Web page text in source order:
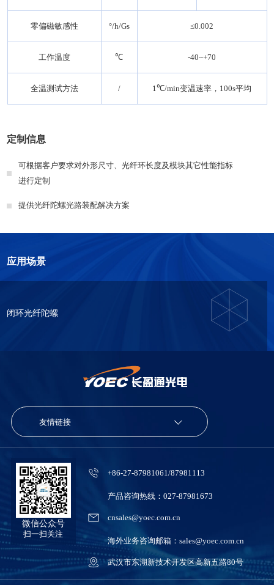
零偏磁敏感性 °/h/Gs ≤0.002
工作温度 ℃ -40~+70
全温测试方法 / 1℃/min变温速率，100s平均
定制信息
可根据客户要求对外形尺寸、光纤环长度及模块其它性能指标
进行定制
提供光纤陀螺光路装配解决方案
应用场景
闭环光纤陀螺
友情链接
微信公众号
扫一扫关注
+86-27-87981061/87981113
产品咨询热线：027-87981673
cnsales@yoec.com.cn
海外业务咨询邮箱：sales@yoec.com.cn
武汉市东湖新技术开发区高新五路80号